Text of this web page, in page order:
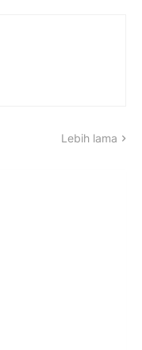
Lebih lama